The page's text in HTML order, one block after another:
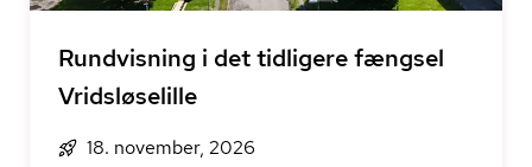
Rundvisning i det tidligere fængsel
Vridsløselille
18. november, 2026